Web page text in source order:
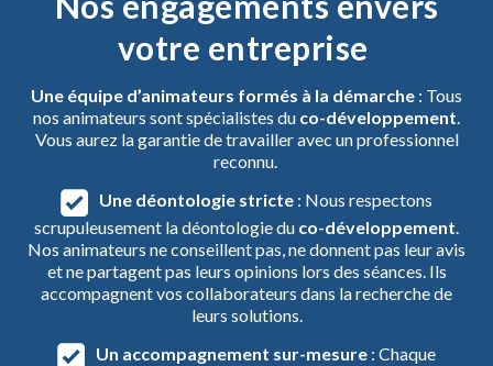
votre entreprise
Une équipe d’animateurs formés à la démarche : Tous
nos animateurs sont spécialistes du co-développement
Vous aurez la garantie de travailler avec un professionnel
reconnu.
Une déontologie stricte : Nous respectons
scrupuleusement la déontologie du co-développement
Nos animateurs ne conseillent pas, ne donnent pas leur avis
et ne partagent pas leurs opinions lors des séances. Ils
accompagnent vos collaborateurs dans la recherche de
leurs solutions.
Un accompagnement sur-mesure : Chaque